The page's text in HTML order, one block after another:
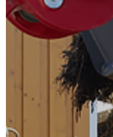
Zbiorniki na paliwo
Aktualności
Serwis
Kontakt